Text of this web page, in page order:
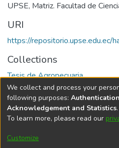
UPSE, Matriz. Facultad de
URI
https://
Collections
Tesis de Agropecuaria
Full item page
DSpace softwarecopyright
Cookie
We collect and process your
following purposes:
Acknowledgement and Statistics.
To learn more, please read our
Customize